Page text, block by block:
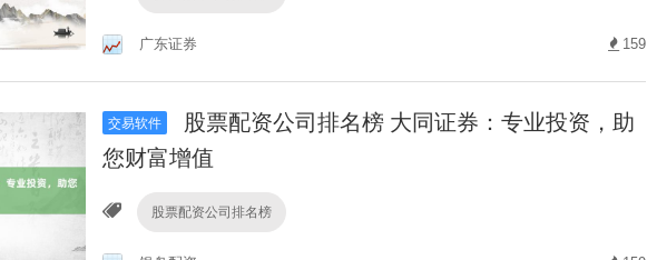
广东证券 159
交易软件
股票配资公司排名榜 大同证券：专业投资，助
您财富增值
股票配资公司排名榜